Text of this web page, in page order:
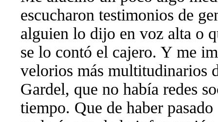
escucharon testimonios de
alguien lo dijo en voz alta o
se lo contó el cajero. Y me
velorios más multitudinarios
Gardel, que no había redes
tiempo. Que de haber